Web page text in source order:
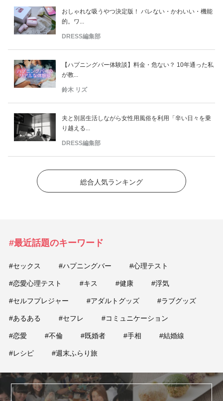
おしゃれな吸うやつ決定版！ バレない・かわいい・機能
的。ワ...
DRESS編集部
【ハプニングバー体験談】料金・危ない？ 10年通った私
が教...
鈴木 リズ
夫と別居生活しながら女性用風俗を利用「辛い日々を乗
り越える...
DRESS編集部
総合人気ランキング
#最近話題のキーワード
#セックス #ハプニングバー #心理テスト
#恋愛心理テスト #キス #健康 #浮気
#セルフプレジャー #アダルトグッズ #ラブグッズ
#あるある #セフレ #コミュニケーション
#恋愛 #不倫 #既婚者 #手相 #結婚線
#レシピ #週末ふらり旅